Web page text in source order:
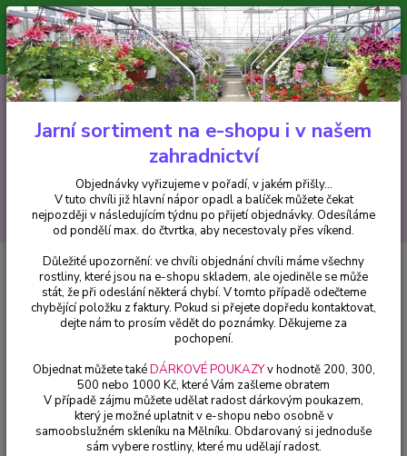
Minimální hodnota pro odeslání z e-shopu je 300 Kč.
V tuto chvíli již hlavní nápor objednávek opadl a balíček můžete čekat
nejpozději v následujícím týdnu po přijetí objednávky. Objednávky
vyřizujeme v pořadí, v jakém přišly...
CZK
Hledat
+420 602 223 614 0ks
za0 Kč
Balkónové rostliny Ostatní
Campanula Addenda (Zvonek
převislý) - 1 ks
Campanula Addenda (Zvonek
převislý) - 1 ks
Jarní sortiment na e-shopu i v našem
zahradnictví
Objednávky vyřizujeme v pořadí, v jakém přišly...
V tuto chvíli již hlavní nápor opadl a balíček můžete čekat
nejpozději v následujícím týdnu po přijetí objednávky. Odesíláme
od pondělí max. do čtvrtka, aby necestovaly přes víkend.
Důležité upozornění: ve chvíli objednání chvíli máme všechny
rostliny, které jsou na e-shopu skladem, ale ojediněle se může
stát, že při odeslání některá chybí. V tomto případě odečteme
chybějící položku z faktury. Pokud si přejete dopředu kontaktovat,
dejte nám to prosím vědět do poznámky. Děkujeme za
pochopení.
Objednat můžete takéDÁRKOVÉ POUKAZYv hodnotě 200, 300,
500 nebo 1000 Kč, které Vám zašleme obratem
V případě zájmu můžete udělat radost dárkovým poukazem,
který je možné uplatnit v e-shopu nebo osobně v
samoobslužném skleníku na Mělníku. Obdarovaný si jednoduše
sám vybere rostliny, které mu udělají radost.